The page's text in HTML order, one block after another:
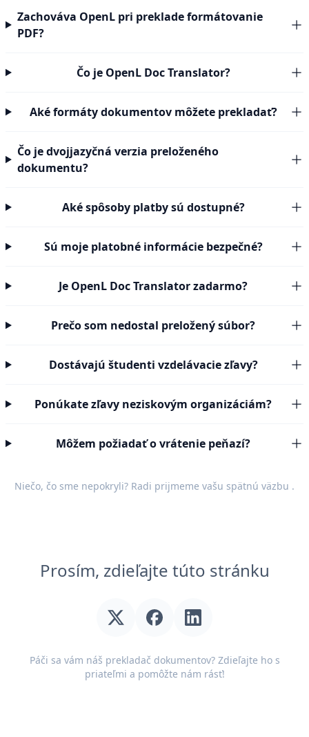
Zachováva OpenL pri preklade formátovanie
PDF?
Čo je OpenL Doc Translator?
Aké formáty dokumentov môžete prekladať?
Čo je dvojjazyčná verzia preloženého
dokumentu?
Aké spôsoby platby sú dostupné?
Sú moje platobné informácie bezpečné?
Je OpenL Doc Translator zadarmo?
Prečo som nedostal preložený súbor?
Dostávajú študenti vzdelávacie zľavy?
Ponúkate zľavy neziskovým organizáciám?
Môžem požiadať o vrátenie peňazí?
Niečo, čo sme nepokryli? Radi prijmeme vašu spätnú väzbu .
Prosím, zdieľajte túto stránku
Páči sa vám náš prekladač dokumentov? Zdieľajte ho s
priateľmi a pomôžte nám rásť!